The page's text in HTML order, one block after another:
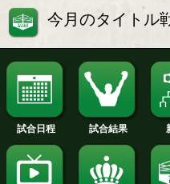
WBA世界Sフェザー級
ィケンズvsカケース